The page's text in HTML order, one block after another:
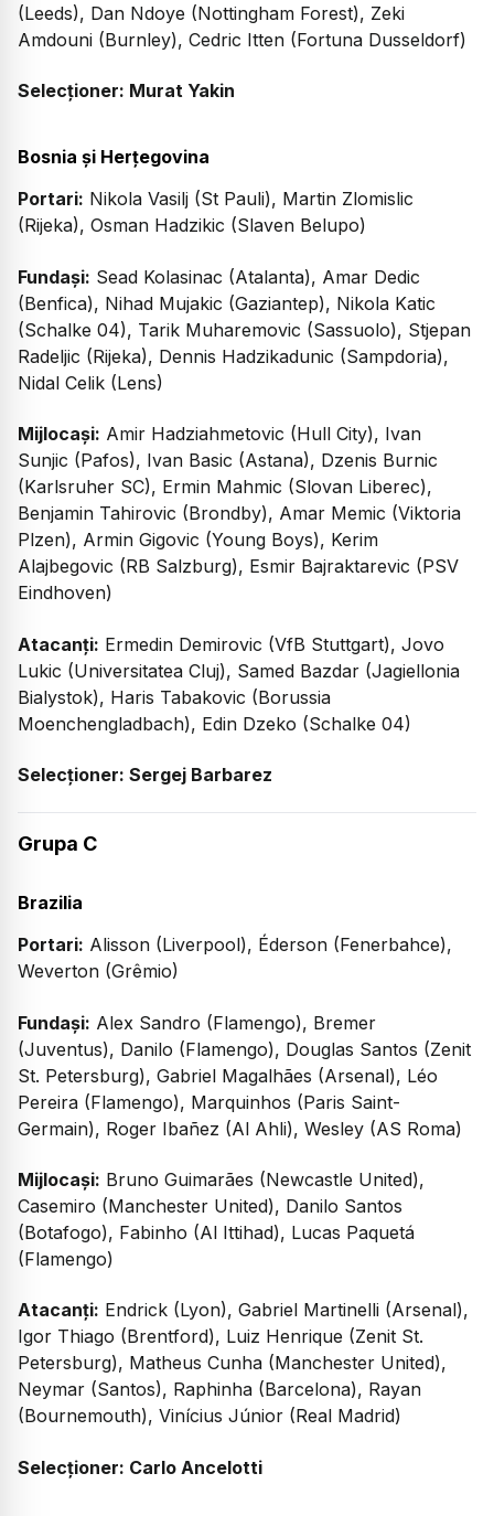
(Leeds), Dan Ndoye (Nottingham Forest), Zeki
Amdouni (Burnley), Cedric Itten (Fortuna Dusseldorf)
Selecționer: Murat Yakin
Bosnia și Herțegovina
Portari: Nikola Vasilj (St Pauli), Martin Zlomislic
(Rijeka), Osman Hadzikic (Slaven Belupo)
Fundași: Sead Kolasinac (Atalanta), Amar Dedic
(Benfica), Nihad Mujakic (Gaziantep), Nikola Katic
(Schalke 04), Tarik Muharemovic (Sassuolo), Stjepan
Radeljic (Rijeka), Dennis Hadzikadunic (Sampdoria),
Nidal Celik (Lens)
Mijlocași: Amir Hadziahmetovic (Hull City), Ivan
Sunjic (Pafos), Ivan Basic (Astana), Dzenis Burnic
(Karlsruher SC), Ermin Mahmic (Slovan Liberec),
Benjamin Tahirovic (Brondby), Amar Memic (Viktoria
Plzen), Armin Gigovic (Young Boys), Kerim
Alajbegovic (RB Salzburg), Esmir Bajraktarevic (PSV
Eindhoven)
Atacanți: Ermedin Demirovic (VfB Stuttgart), Jovo
Lukic (Universitatea Cluj), Samed Bazdar (Jagiellonia
Bialystok), Haris Tabakovic (Borussia
Moenchengladbach), Edin Dzeko (Schalke 04)
Selecționer: Sergej Barbarez
Grupa C
Brazilia
Portari: Alisson (Liverpool), Éderson (Fenerbahce),
Weverton (Grêmio)
Fundași: Alex Sandro (Flamengo), Bremer
(Juventus), Danilo (Flamengo), Douglas Santos (Zenit
St. Petersburg), Gabriel Magalhães (Arsenal), Léo
Pereira (Flamengo), Marquinhos (Paris Saint-
Germain), Roger Ibañez (Al Ahli), Wesley (AS Roma)
Mijlocași: Bruno Guimarães (Newcastle United),
Casemiro (Manchester United), Danilo Santos
(Botafogo), Fabinho (Al Ittihad), Lucas Paquetá
(Flamengo)
Atacanți: Endrick (Lyon), Gabriel Martinelli (Arsenal),
Igor Thiago (Brentford), Luiz Henrique (Zenit St.
Petersburg), Matheus Cunha (Manchester United),
Neymar (Santos), Raphinha (Barcelona), Rayan
(Bournemouth), Vinícius Júnior (Real Madrid)
Selecționer: Carlo Ancelotti